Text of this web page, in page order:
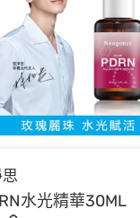
水光精華30ML